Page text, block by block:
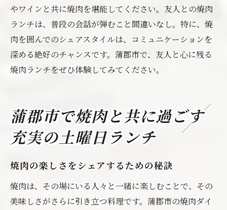
やワインと共に焼肉を堪能してください。友人との焼肉
ランチは、普段の会話が弾むこと間違いなし。特に、焼
肉を囲んでのシェアスタイルは、コミュニケーションを
深める絶好のチャンスです。蒲郡市で、友人と心に残る
焼肉ランチをぜひ体験してみてください。
蒲郡市で焼肉と共に過ごす
充実の土曜日ランチ
焼肉の楽しさをシェアするための秘訣
焼肉は、その場にいる人々と一緒に楽しむことで、その
美味しさがさらに引き立つ料理です。蒲郡市の焼肉ダイ